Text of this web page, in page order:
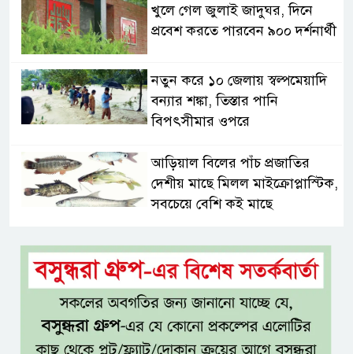
খুলে গেল জুলাই জাদুঘর, দিনে
প্রবেশ করতে পারবেন ৯০০ দর্শনার্থী
নতুন করে ১০ জেলায় স্বল্পমেয়াদি
বন্যার শঙ্কা, তিস্তার পানি
বিপৎসীমার ওপরে
আড়িয়াল বিলের পাঁচ প্রজাতির
দেশীয় মাছে মিলল মাইক্রোপ্লাস্টিক,
সবচেয়ে বেশি কই মাছে
সিলেটের সাবেক মন্ত্রী-এমপিদের
কেউ আত্মগোপনে, কেউ বিদেশে
দিল্লিতে শেখ হাসিনার সংবাদমাধ্যমে
বক্তব্যে তীব্র ক্ষোভ বাংলাদেশের